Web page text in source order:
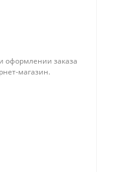
оформлении заказа
магазин.